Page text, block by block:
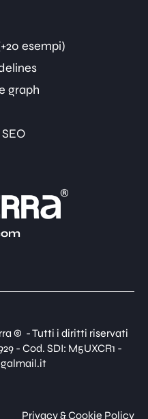
esempi)
graph
© - Tutti i diritti riservati
- Cod. SDI: M5UXCR1 -
Privacy & Cookie Policy